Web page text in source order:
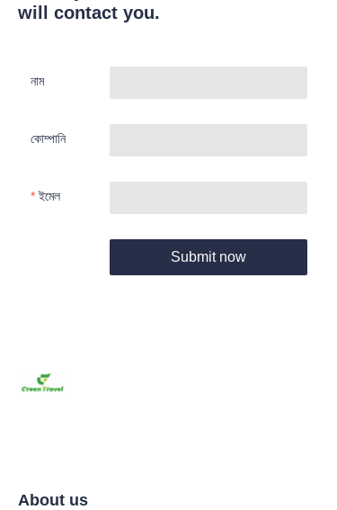
will contact you.
নাম
কোম্পানি
ইমেল
Submit now
About us